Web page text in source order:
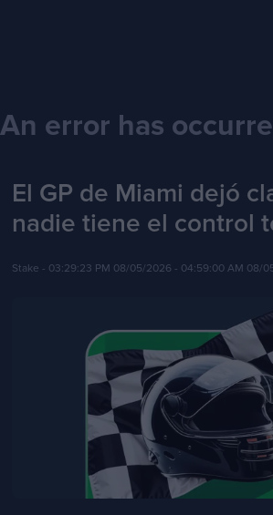
An error has
El GP de Miami dejó
nadie tiene el control
Stake - 03:29:23 PM 08/05/2026 - 04:59:00 AM 08/